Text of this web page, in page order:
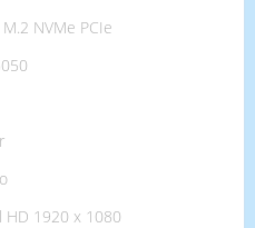
NVMe PCIe
HD 1920 x 1080